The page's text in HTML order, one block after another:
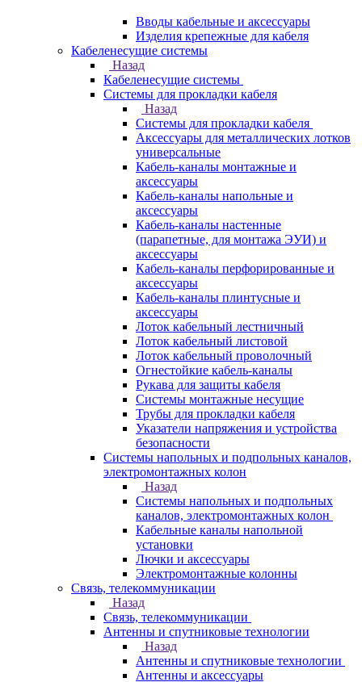
Вводы кабельные и аксессуары
Изделия крепежные для кабеля
Кабеленесущие системы
Назад
Кабеленесущие системы
Системы для прокладки кабеля
Назад
Системы для прокладки кабеля
Аксессуары для металлических лотков
универсальные
Кабель-каналы монтажные и
аксессуары
Кабель-каналы напольные и
аксессуары
Кабель-каналы настенные
(парапетные, для монтажа ЭУИ) и
аксессуары
Кабель-каналы перфорированные и
аксессуары
Кабель-каналы плинтусные и
аксессуары
Лоток кабельный лестничный
Лоток кабельный листовой
Лоток кабельный проволочный
Огнестойкие кабель-каналы
Рукава для защиты кабеля
Системы монтажные несущие
Трубы для прокладки кабеля
Указатели напряжения и устройства
безопасности
Системы напольных и подпольных каналов,
электромонтажных колон
Назад
Системы напольных и подпольных
каналов, электромонтажных колон
Кабельные каналы напольной
установки
Лючки и аксессуары
Электромонтажные колонны
Связь, телекоммуникации
Назад
Связь, телекоммуникации
Антенны и спутниковые технологии
Назад
Антенны и спутниковые технологии
Антенны и аксессуары